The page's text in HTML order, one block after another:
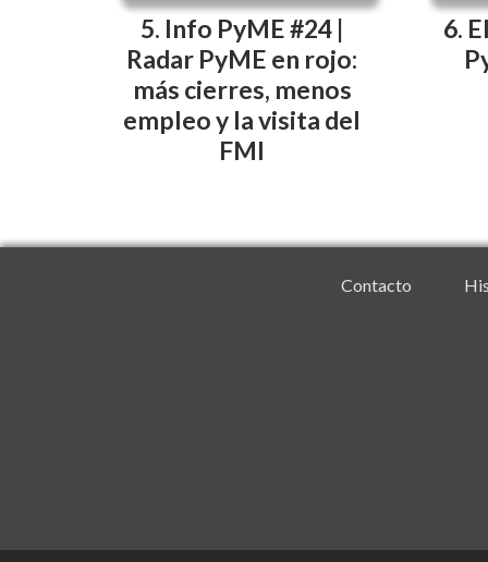
Info PyME #24 |
Radar PyME en rojo:
más cierres, menos
empleo y la visita del
FMI
Contacto